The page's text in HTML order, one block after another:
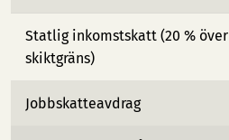
Statlig inkomstskatt (20 % över
skiktgräns)
Jobbskatteavdrag